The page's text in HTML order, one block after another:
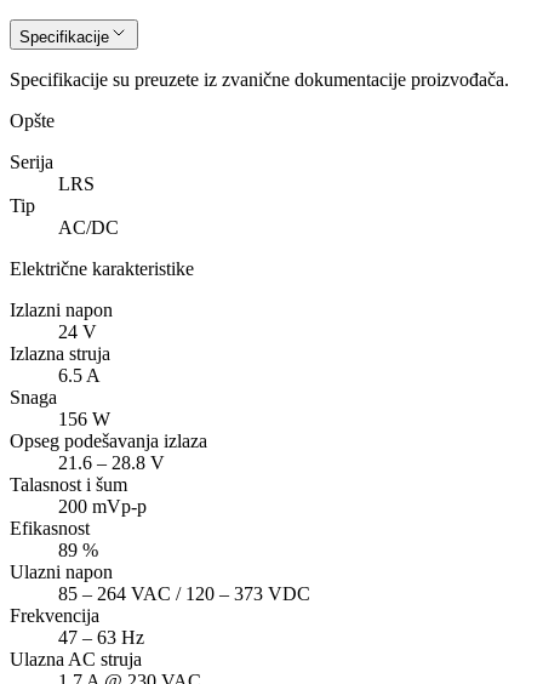
Specifikacije
Specifikacije su preuzete iz zvanične dokumentacije proizvođača.
Opšte
Serija
LRS
Tip
AC/DC
Električne karakteristike
Izlazni napon
24 V
Izlazna struja
6.5 A
Snaga
156 W
Opseg podešavanja izlaza
21.6 – 28.8 V
Talasnost i šum
200 mVp-p
Efikasnost
89 %
Ulazni napon
85 – 264 VAC / 120 – 373 VDC
Frekvencija
47 – 63 Hz
Ulazna AC struja